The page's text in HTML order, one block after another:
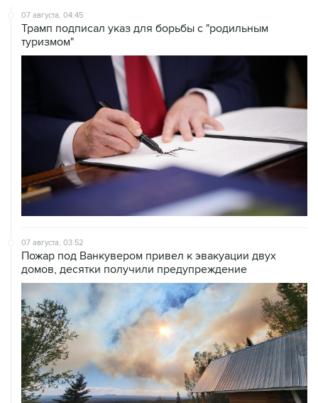
07 августа, 04:45
Трамп подписал указ для борьбы с "родильным
туризмом"
07 августа, 03:52
Пожар под Ванкувером привел к эвакуации двух
домов, десятки получили предупреждение